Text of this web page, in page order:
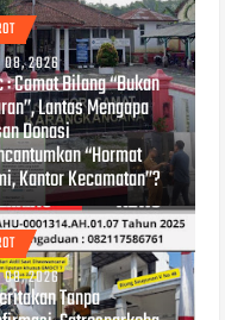
08, 2026
Camat Bilang “Bukan
Lantas Mengapa
Donasi
“Hormat
Kantor Kecamatan”?
08, 2026
Tanpa